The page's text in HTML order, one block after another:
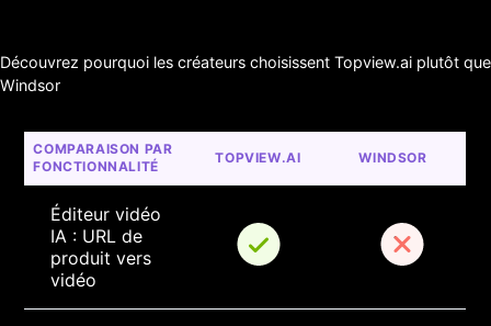
Découvrez pourquoi les créateurs choisissent Topview.ai plutôt que
Windsor
COMPARAISON PAR
FONCTIONNALITÉ
TOPVIEW.AI WINDSOR
Éditeur vidéo
IA : URL de
produit vers
vidéo